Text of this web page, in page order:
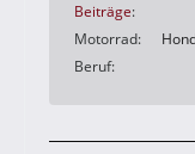
Beiträge
Motorrad
Beruf